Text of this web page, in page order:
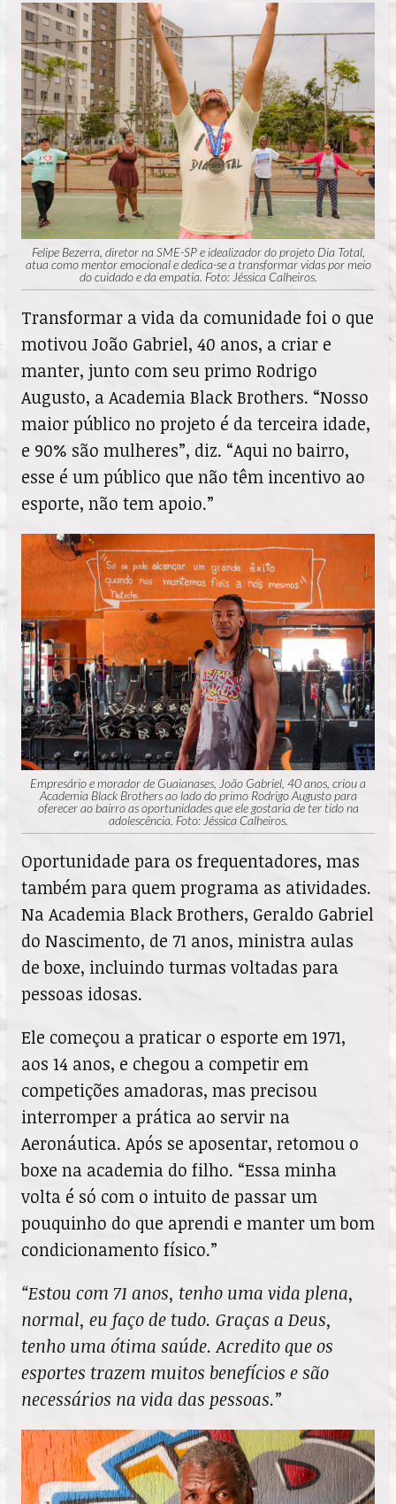
Felipe Bezerra, diretor na SME-SP e idealizador do projeto Dia Total,
atua como mentor emocional e dedica-se a transformar vidas por meio
do cuidado e da empatia. Foto: Jéssica Calheiros.
Transformar a vida da comunidade foi o que
motivou João Gabriel, 40 anos, a criar e
manter, junto com seu primo Rodrigo
Augusto, a Academia Black Brothers. “Nosso
maior público no projeto é da terceira idade,
e 90% são mulheres”, diz. “Aqui no bairro,
esse é um público que não têm incentivo ao
esporte, não tem apoio.”
Empresário e morador de Guaianases, João Gabriel, 40 anos, criou a
Academia Black Brothers ao lado do primo Rodrigo Augusto para
oferecer ao bairro as oportunidades que ele gostaria de ter tido na
adolescência. Foto: Jéssica Calheiros.
Oportunidade para os frequentadores, mas
também para quem programa as atividades.
Na Academia Black Brothers, Geraldo Gabriel
do Nascimento, de 71 anos, ministra aulas
de boxe, incluindo turmas voltadas para
pessoas idosas.
Ele começou a praticar o esporte em 1971,
aos 14 anos, e chegou a competir em
competições amadoras, mas precisou
interromper a prática ao servir na
Aeronáutica. Após se aposentar, retomou o
boxe na academia do filho. “Essa minha
volta é só com o intuito de passar um
pouquinho do que aprendi e manter um bom
condicionamento físico.”
“Estou com 71 anos, tenho uma vida plena,
normal, eu faço de tudo. Graças a Deus,
tenho uma ótima saúde. Acredito que os
esportes trazem muitos benefícios e são
necessários na vida das pessoas.”